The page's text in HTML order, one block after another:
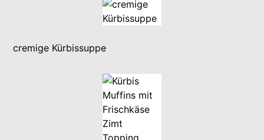
cremige Kürbissuppe